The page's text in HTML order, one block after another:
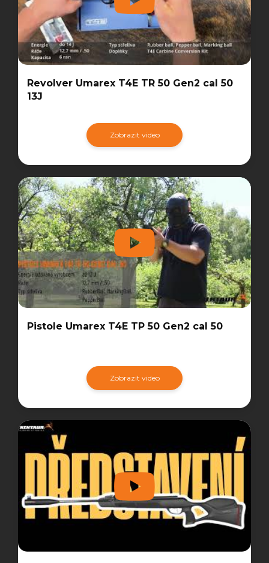
Revolver Umarex T4E TR 50 Gen2 cal 50
13J
Zobrazit video
Pistole Umarex T4E TP 50 Gen2 cal 50
Zobrazit video